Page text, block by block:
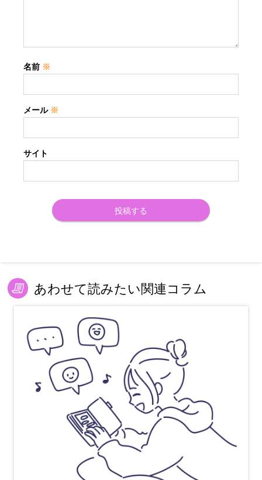
名前 ※
メール ※
サイト
あわせて読みたい関連コラム